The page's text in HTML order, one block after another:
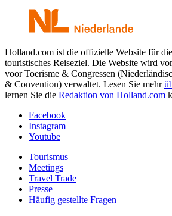
Holland.com ist die offizielle Website für
touristisches Reiseziel. Die Website wird
voor Toerisme & Congressen
& Convention) verwaltet. Lesen Sie mehr
lernen Sie die Redaktion von Holland.com
Facebook
Instagram
Youtube
Tourismus
Meetings
Travel Trade
Presse
Häufig gestellte Fragen